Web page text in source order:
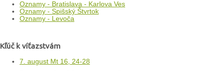
Oznamy - Bratislava - Karlova Ves
Oznamy - Spišský Štvrtok
Oznamy - Levoča
Kľúč k víťazstvám
7. august Mt 16, 24-28